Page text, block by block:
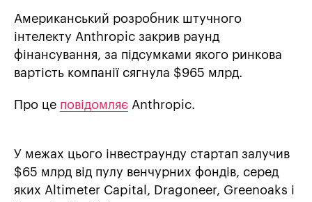
Американський розробник штучного
інтелекту Anthropic закрив раунд
фінансування, за підсумками якого ринкова
вартість компанії сягнула $965 млрд.
Про це повідомляє Anthropic.
У межах цього інвестраунду стартап залучив
$65 млрд від пулу венчурних фондів, серед
яких Altimeter Capital, Dragoneer, Greenoaks і